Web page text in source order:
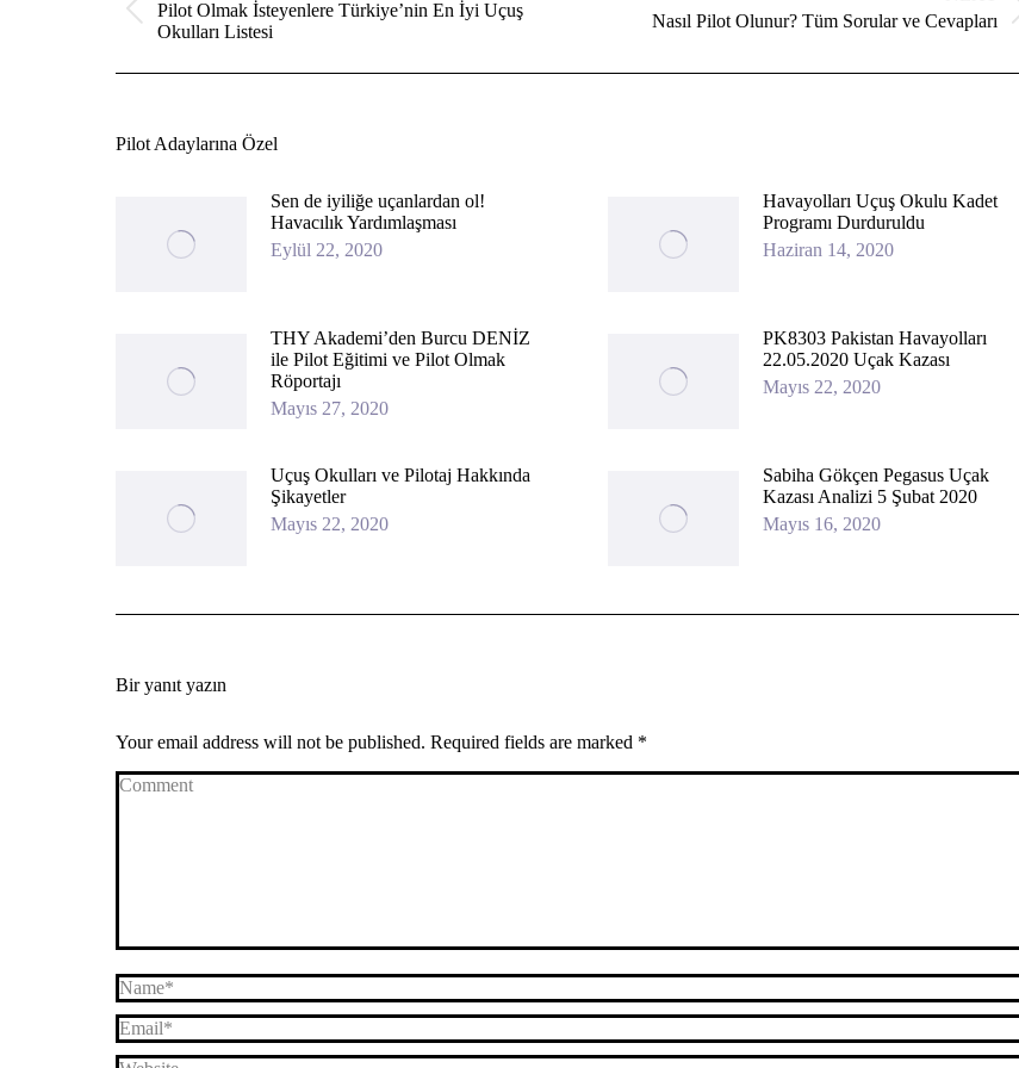
Previous
post:
Pilot Olmak İsteyenlere Türkiye’nin En İyi Uçuş
Okulları Listesi
Nasıl Pilot Olunur? Tüm Sorular ve Cevapları
Pilot Adaylarına Özel
Sen de iyiliğe uçanlardan ol!
Havacılık Yardımlaşması
Eylül 22, 2020
Havayolları Uçuş Okulu Kadet
Programı Durduruldu
Haziran 14, 2020
THY Akademi’den Burcu DENİZ
ile Pilot Eğitimi ve Pilot Olmak
Röportajı
Mayıs 27, 2020
PK8303 Pakistan Havayolları
22.05.2020 Uçak Kazası
Mayıs 22, 2020
Uçuş Okulları ve Pilotaj Hakkında
Şikayetler
Mayıs 22, 2020
Sabiha Gökçen Pegasus Uçak
Kazası Analizi 5 Şubat 2020
Mayıs 16, 2020
Bir yanıt yazın
Your email address will not be published. Required fields are marked *
Comment
Name *
Email *